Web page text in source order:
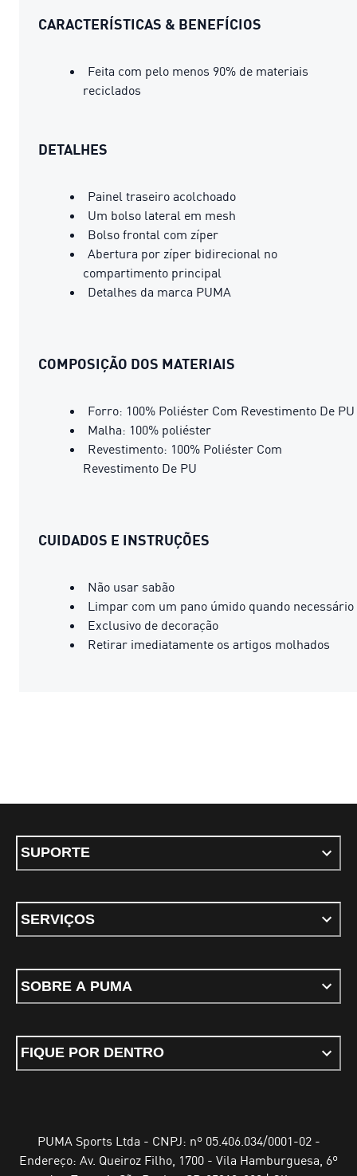
CARACTERÍSTICAS & BENEFÍCIOS
Feita com pelo menos 90% de materiais
reciclados
DETALHES
Painel traseiro acolchoado
Um bolso lateral em mesh
Bolso frontal com zíper
Abertura por zíper bidirecional no
compartimento principal
Detalhes da marca PUMA
COMPOSIÇÃO DOS MATERIAIS
Forro: 100% Poliéster Com Revestimento De PU
Malha: 100% poliéster
Revestimento: 100% Poliéster Com
Revestimento De PU
CUIDADOS E INSTRUÇÕES
Não usar sabão
Limpar com um pano úmido quando necessário
Exclusivo de decoração
Retirar imediatamente os artigos molhados
SUPORTE
SERVIÇOS
SOBRE A PUMA
FIQUE POR DENTRO
PUMA Sports Ltda - CNPJ: nº 05.406.034/0001-02 -
Endereço: Av. Queiroz Filho, 1700 - Vila Hamburguesa, 6º